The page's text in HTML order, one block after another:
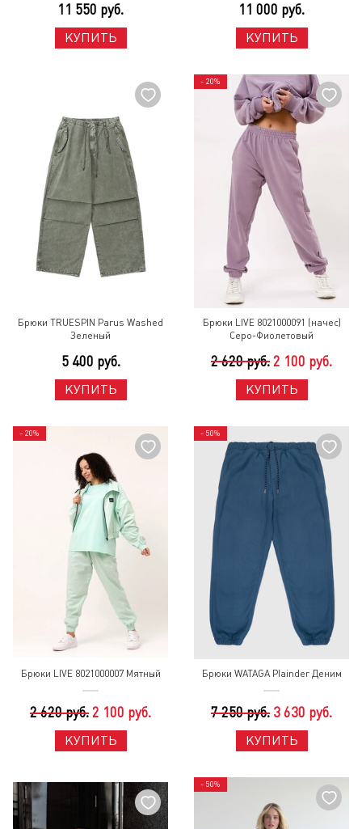
11 550 руб.
КУПИТЬ
11 000 руб.
КУПИТЬ
Брюки TRUESPIN Parus Washed
Зеленый
5 400 руб.
КУПИТЬ
- 20%
Брюки LIVE 8021000091 (начес)
Серо-Фиолетовый
2 620 руб. 2 100 руб.
КУПИТЬ
- 20%
Брюки LIVE 8021000007 Мятный
2 620 руб. 2 100 руб.
КУПИТЬ
- 50%
Брюки WATAGA Plainder Деним
7 250 руб. 3 630 руб.
КУПИТЬ
- 50%